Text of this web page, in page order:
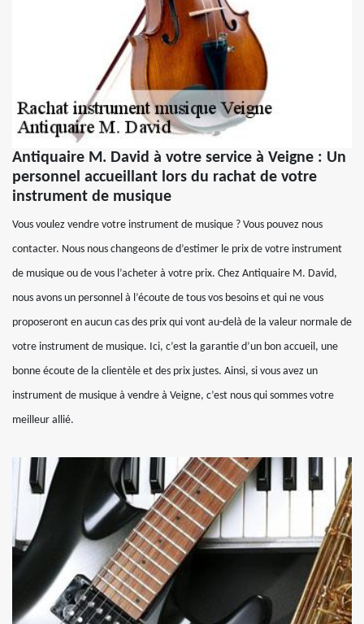
Antiquaire M. David à votre service à Veigne : Un
personnel accueillant lors du rachat de votre
instrument de musique
Vous voulez vendre votre instrument de musique ? Vous pouvez nous
contacter. Nous nous changeons de d’estimer le prix de votre instrument
de musique ou de vous l’acheter à votre prix. Chez Antiquaire M. David,
nous avons un personnel à l’écoute de tous vos besoins et qui ne vous
proposeront en aucun cas des prix qui vont au-delà de la valeur normale de
votre instrument de musique. Ici, c’est la garantie d’un bon accueil, une
bonne écoute de la clientèle et des prix justes. Ainsi, si vous avez un
instrument de musique à vendre à Veigne, c’est nous qui sommes votre
meilleur allié.